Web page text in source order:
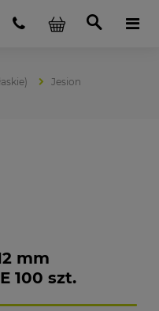
Jesion
mm
100 szt.